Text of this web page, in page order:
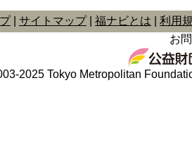
サイトマップ 福ナビとは
利用
お
2025 Tokyo Metropolitan